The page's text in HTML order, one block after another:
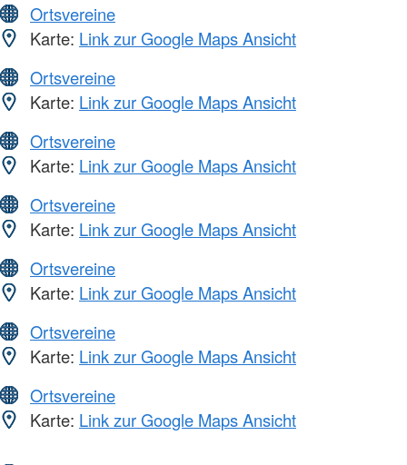
Ortsvereine
Karte: Link zur Google Maps Ansicht
Ortsvereine
Karte: Link zur Google Maps Ansicht
Ortsvereine
Karte: Link zur Google Maps Ansicht
Ortsvereine
Karte: Link zur Google Maps Ansicht
Ortsvereine
Karte: Link zur Google Maps Ansicht
Ortsvereine
Karte: Link zur Google Maps Ansicht
Ortsvereine
Karte: Link zur Google Maps Ansicht